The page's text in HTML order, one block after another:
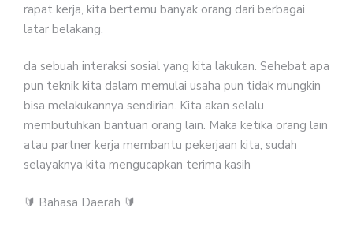
rapat kerja, kita bertemu banyak orang dari berbagai
latar belakang.
da sebuah interaksi sosial yang kita lakukan. Sehebat apa
pun teknik kita dalam memulai usaha pun tidak mungkin
bisa melakukannya sendirian. Kita akan selalu
membutuhkan bantuan orang lain. Maka ketika orang lain
atau partner kerja membantu pekerjaan kita, sudah
selayaknya kita mengucapkan terima kasih
🔰 Bahasa Daerah 🔰